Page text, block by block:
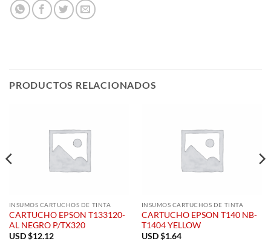
PRODUCTOS RELACIONADOS
INSUMOS CARTUCHOS DE TINTA
CARTUCHO EPSON T133120-
AL NEGRO P/TX320
USD $12.12
INSUMOS CARTUCHOS DE TINTA
CARTUCHO EPSON T140 NB-
T1404 YELLOW
USD $1.64